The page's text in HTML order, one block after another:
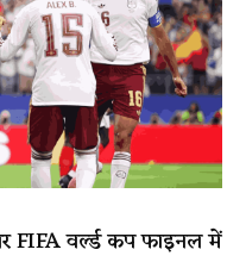
FIFA वर्ल्ड कप फाइनल में